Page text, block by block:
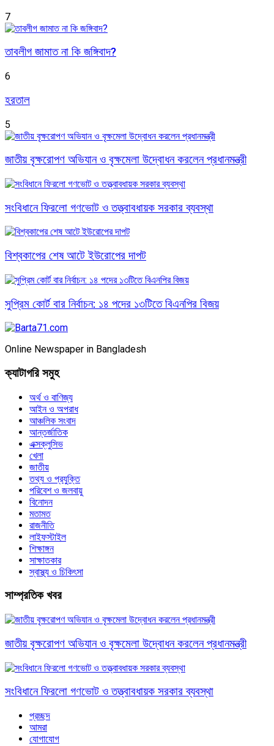
7
তাবলীগ জামাত না কি জঙ্গিবাদ?
6
হরতাল
5
জাতীয় বৃক্ষরোপণ অভিযান ও বৃক্ষমেলা উদ্বোধন করলেন প্রধানমন্ত্রী
সংবিধানে ফিরলো গণভোট ও তত্ত্বাবধায়ক সরকার ব্যবস্থা
বিশ্বকাপের শেষ আটে ইউরোপের দাপট
সুপ্রিম কোর্ট বার নির্বাচন: ১৪ পদের ১৩টিতে বিএনপির বিজয়
Online Newspaper in Bangladesh
ক্যাটাগরি সমুহ
অর্থ ও বাণিজ্য
আইন ও অপরাধ
আঞ্চলিক সংবাদ
আন্তর্জাতিক
এক্সক্লুসিভ
খেলা
জাতীয়
তথ্য ও প্রযুক্তি
পরিবেশ ও জলবায়ু
বিনোদন
মতামত
রাজনীতি
লাইফস্টাইল
শিক্ষাঙ্গন
সাক্ষাতকার
স্বাস্থ্য ও চিকিৎসা
সাম্প্রতিক খবর
জাতীয় বৃক্ষরোপণ অভিযান ও বৃক্ষমেলা উদ্বোধন করলেন প্রধানমন্ত্রী
সংবিধানে ফিরলো গণভোট ও তত্ত্বাবধায়ক সরকার ব্যবস্থা
প্রচ্ছদ
আমরা
যোগাযোগ